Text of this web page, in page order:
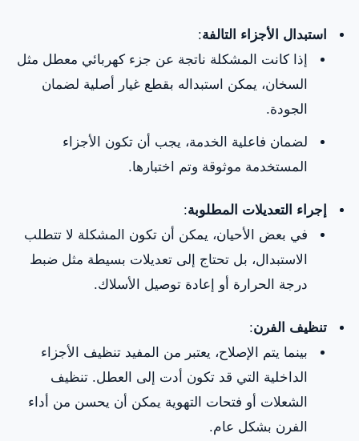
استبدال الأجزاء التالفة:
إذا كانت المشكلة ناتجة عن جزء كهربائي معطل مثل
السخان، يمكن استبداله بقطع غيار أصلية لضمان
الجودة.
لضمان فاعلية الخدمة، يجب أن تكون الأجزاء
المستخدمة موثوقة وتم اختبارها.
إجراء التعديلات المطلوبة:
في بعض الأحيان، يمكن أن تكون المشكلة لا تتطلب
الاستبدال، بل تحتاج إلى تعديلات بسيطة مثل ضبط
درجة الحرارة أو إعادة توصيل الأسلاك.
تنظيف الفرن:
بينما يتم الإصلاح، يعتبر من المفيد تنظيف الأجزاء
الداخلية التي قد تكون أدت إلى العطل. تنظيف
الشعلات أو فتحات التهوية يمكن أن يحسن من أداء
الفرن بشكل عام.